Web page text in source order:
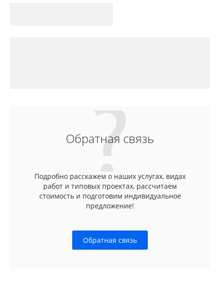
Обратная связь
Подробно расскажем о наших услугах, видах
работ и типовых проектах, рассчитаем
стоимость и подготовим индивидуальное
предложение!
Обратная связь